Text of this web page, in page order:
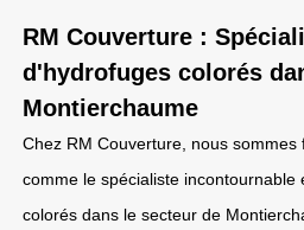
RM Couverture :
d'hydrofuges colorés
Montierchaume
Chez RM Couverture, nous
comme le spécialiste
colorés dans le secteur de